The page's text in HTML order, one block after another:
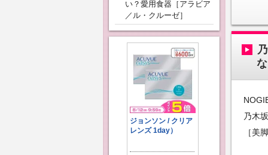
乃木
［美
い？愛用食器［アラビア
／ル・クルーゼ］